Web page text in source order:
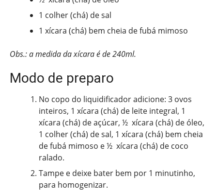
1 colher (chá) de sal
1 xícara (chá) bem cheia de fubá mimoso
Obs.: a medida da xícara é de 240ml.
Modo de preparo
No copo do liquidificador adicione: 3 ovos
inteiros, 1 xícara (chá) de leite integral, 1
xícara (chá) de açúcar, ½ xícara (chá) de óleo,
1 colher (chá) de sal, 1 xícara (chá) bem cheia
de fubá mimoso e ½ xícara (chá) de coco
ralado.
Tampe e deixe bater bem por 1 minutinho,
para homogenizar.